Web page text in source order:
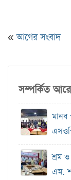
«আগের সংবাদ
সম্পর্কিত
মানব
শ্রম
এম.